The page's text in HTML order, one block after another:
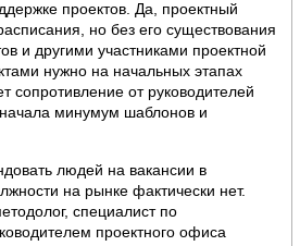
проектов. Да, проектный
но без его существования
и другими участниками проектной
нужно на начальных этапах
сопротивление от руководителей
минумум шаблонов и
людей на вакансии в
на рынке фактически нет.
специалист по
проектного офиса